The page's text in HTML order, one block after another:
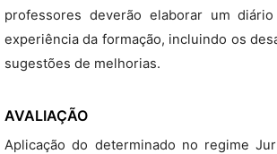
professores deverão elaborar um
experiência da formação, incluindo os
sugestões de melhorias.
AVALIAÇÃO
Aplicação do determinado no regime